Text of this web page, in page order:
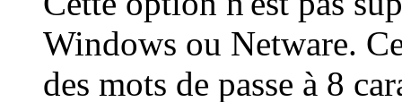
Windows ou Netware.
des mots de passe à 8